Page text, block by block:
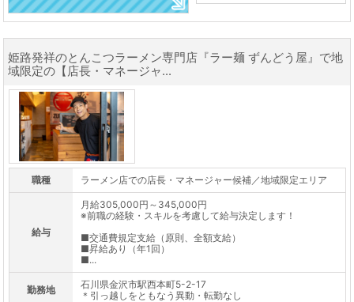
姫路発祥のとんこつラーメン専門店『ラー麺 ずんどう屋』で地
域限定の【店長・マネージャ...
職種 ラーメン店での店長・マネージャー候補／地域限定エリア
給与
月給305,000円～345,000円
※前職の経験・スキルを考慮して給与決定します！
■交通費規定支給（原則、全額支給）
■昇給あり（年1回）
■...
勤務地
石川県金沢市駅西本町5-2-17
＊引っ越しをともなう異動・転勤なし